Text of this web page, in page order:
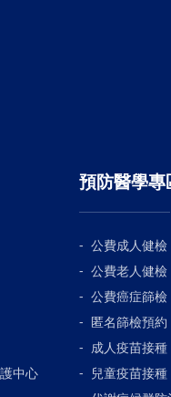
中心
預防醫學專
公費成人健檢
公費老人健檢
公費癌症篩檢
匿名篩檢預約
成人疫苗接種
兒童疫苗接種